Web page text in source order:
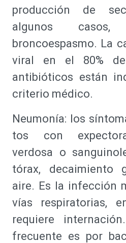
producción de
algunos
broncoespasmo. La
viral en el 80%
antibióticos están
criterio médico.
Neumonía: los
tos con
verdosa o
tórax, decaimiento
aire. Es la infección
vías respiratorias,
requiere
frecuente es por